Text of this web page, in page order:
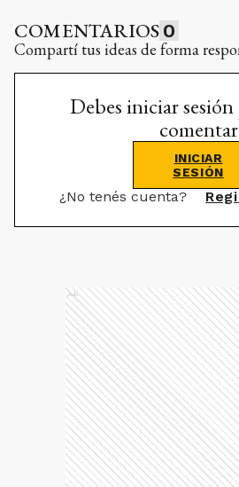
COMENTARIOS 0
Compartí tus ideas de forma
Debes iniciar
comentar
INICIAR
SESIÓN
¿No tenés cuenta?
Ads